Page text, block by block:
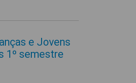
e Jovens
1º semestre